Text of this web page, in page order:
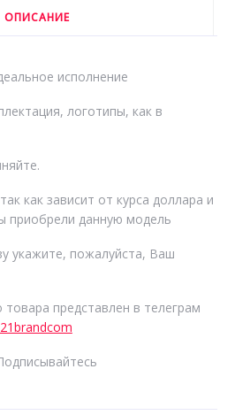
ОПИСАНИЕ
исполнение
логотипы, как в
как зависит от курса доллара и
приобрели данную модель
укажите, пожалуйста, Ваш
представлен в телеграм